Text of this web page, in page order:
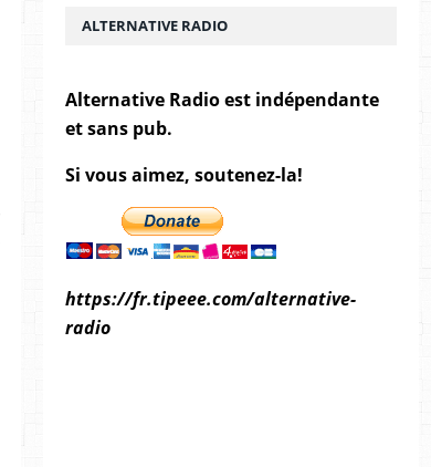
ALTERNATIVE RADIO
Alternative Radio est indépendante
et sans pub.
Si vous aimez, soutenez-la!
https://fr.tipeee.com/alternative-
radio